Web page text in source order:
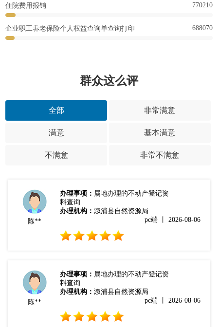
住院费用报销 770210
企业职工养老保险个人权益查询单查询打印 688070
群众这么评
全部 非常满意
满意 基本满意
不满意 非常不满意